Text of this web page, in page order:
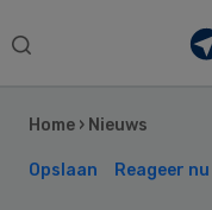
Search
Home › Nieuws
Opslaan Reageer nu
Sidebar